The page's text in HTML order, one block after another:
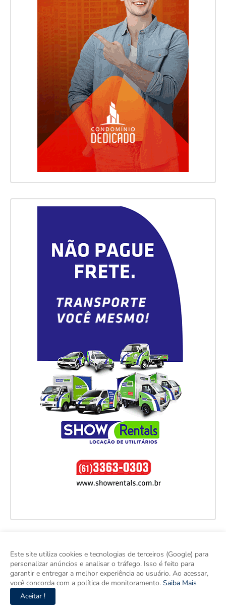
Este site utiliza cookies e tecnologias de terceiros (Google) para
personalizar anúncios e analisar o tráfego. Isso é feito para
garantir e entregar a melhor experiência ao usuário. Ao acessar,
você concorda com a política de monitoramento. Saiba Mais
Aceitar !